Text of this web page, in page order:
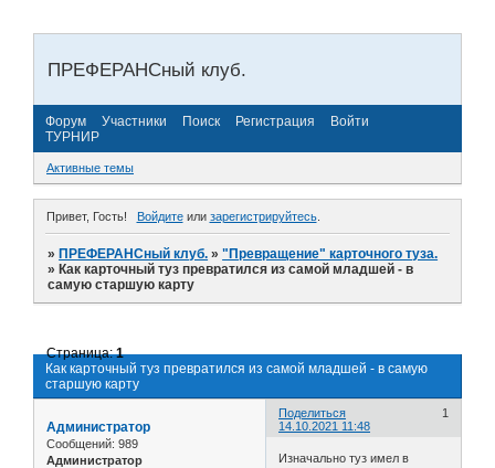
ПРЕФЕРАНСный клуб.
Форум Участники Поиск Регистрация
Войти
ТУРНИР
Активные темы
Привет, Гость! Войдитеили зарегистрируйтесь.
»ПРЕФЕРАНСный клуб. »"Превращение" карточного туза.
»Как карточный туз превратился из самой младшей - в
самую старшую карту
Как карточный туз превратился из самой младшей - в самую
старшую карту
Страница:1
Поделиться
1
14.10.2021 11:48
Администратор
Сообщений: 989
Администратор
Изначально туз имел в